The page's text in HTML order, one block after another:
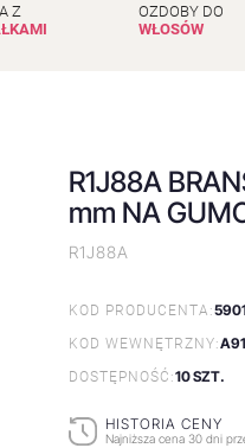
Z
OZDOBY DO
WŁOSÓW
R1J88A
mm NA
R1J88A
KOD PRODUCENTA:
KOD WEWNĘTRZNY:A91
DOSTĘPNOŚĆ:10 SZT.
HISTORIA CENY
Najniższa cena 30 dni